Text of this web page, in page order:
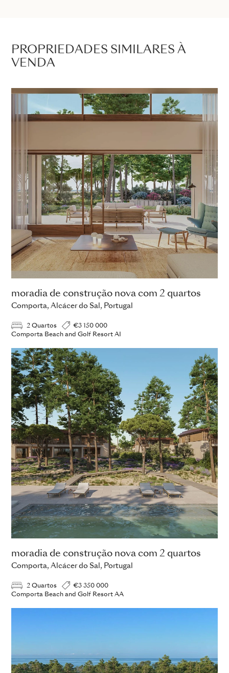
PROPRIEDADES SIMILARES À
VENDA
moradia de construção nova com 2 quartos
Comporta, Alcácer do Sal, Portugal
2 Quartos
€3 150 000
Comporta Beach and Golf Resort AI
moradia de construção nova com 2 quartos
Comporta, Alcácer do Sal, Portugal
2 Quartos
€3 350 000
Comporta Beach and Golf Resort AA